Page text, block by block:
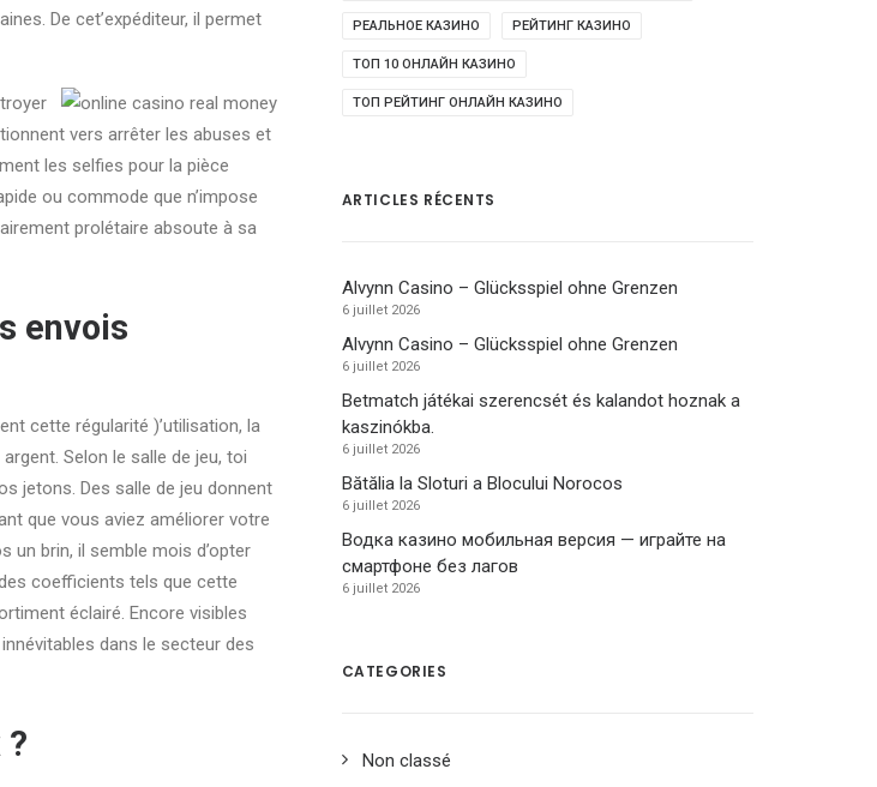
De cet’expéditeur, il permet
vers arrêter les abuses et
les selfies pour la pièce
ou commode que n’impose
prolétaire absoute à sa
envois
cette régularité )’utilisation, la
Selon le salle de jeu, toi
jetons. Des salle de jeu donnent
que vous aviez améliorer votre
brin, il semble mois d’opter
coefficients tels que cette
éclairé. Encore visibles
dans le secteur des
РЕАЛЬНОЕ КАЗИНО РЕЙТИНГ КАЗИНО
ТОП 10 ОНЛАЙН КАЗИНО
ТОП РЕЙТИНГ ОНЛАЙН КАЗИНО
ARTICLES RÉCENTS
Alvynn Casino – Glücksspiel ohne Grenzen
6 juillet 2026
Alvynn Casino – Glücksspiel ohne Grenzen
6 juillet 2026
Betmatch játékai szerencsét és kalandot hoznak a
kaszinókba.
6 juillet 2026
Bătălia la Sloturi a Blocului Norocos
6 juillet 2026
Водка казино мобильная версия — играйте на
смартфоне без лагов
6 juillet 2026
CATEGORIES
Non classé